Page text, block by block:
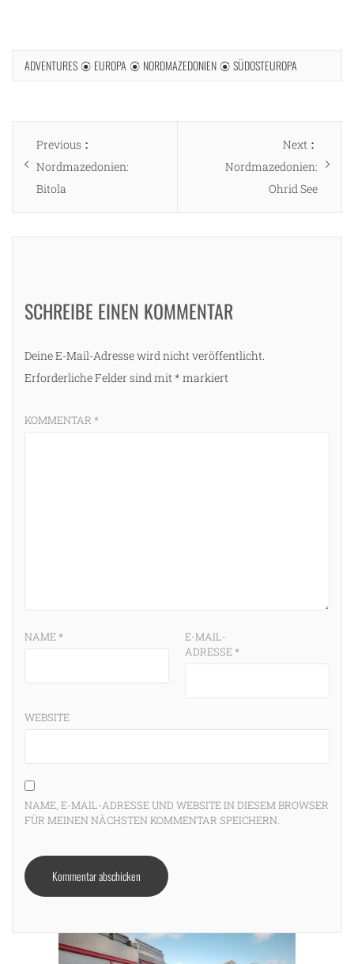
ADVENTURES EUROPA NORDMAZEDONIEN SÜDOSTEUROPA
Beitragsnavigation
Previous
post:
Nordmazedonien:
Bitola
Next
post:
Nordmazedonien:
Ohrid See
SCHREIBE EINEN KOMMENTAR
Deine E-Mail-Adresse wird nicht veröffentlicht.
Erforderliche Felder sind mit * markiert
KOMMENTAR *
NAME*
E-MAIL-
ADRESSE*
WEBSITE
NAME, E-MAIL-ADRESSE UND WEBSITE IN DIESEM BROWSER
FÜR MEINEN NÄCHSTEN KOMMENTAR SPEICHERN.